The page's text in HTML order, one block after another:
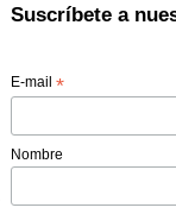
Suscríbete a
E-mail*
Nombre